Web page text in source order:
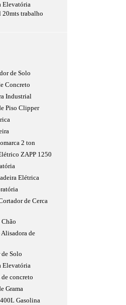
Elevatória
trabalho
de Solo
Concreto
Industrial
Piso Clipper
2 ton
ZAPP 1250
Elétrica
de Cerca
de
de Solo
Elevatória
concreto
Grama
Gasolina